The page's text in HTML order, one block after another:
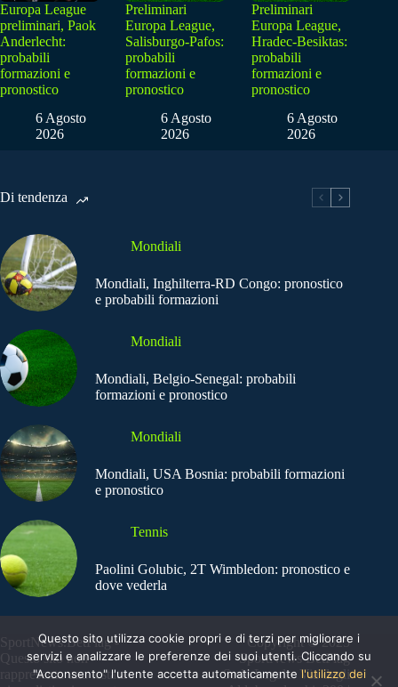
Europa League
preliminari, Paok
Anderlecht:
probabili
formazioni e
pronostico
6 Agosto
2026
Preliminari
Europa League,
Salisburgo-Pafos:
probabili
formazioni e
pronostico
6 Agosto
2026
Preliminari
Europa League,
Hradec-Besiktas:
probabili
formazioni e
pronostico
6 Agosto
2026
Di tendenza
Mondiali
Mondiali, Inghilterra-RD Congo: pronostico
e probabili formazioni
Mondiali
Mondiali, Belgio-Senegal: probabili
formazioni e pronostico
Mondiali
Mondiali, USA Bosnia: probabili formazioni
e pronostico
Tennis
Paolini Golubic, 2T Wimbledon: pronostico e
dove vederla
SportNews.BetFlag -
Questo sito non
rappresenta una testata
Copyright © 2025
SportNews BetFlag
Sede Legale: Via degli
Questo sito utilizza cookie propri e di terzi per migliorare i
servizi e analizzare le preferenze dei suoi utenti. Cliccando su
"Acconsento" l'utente accetta automaticamente l'utilizzo dei